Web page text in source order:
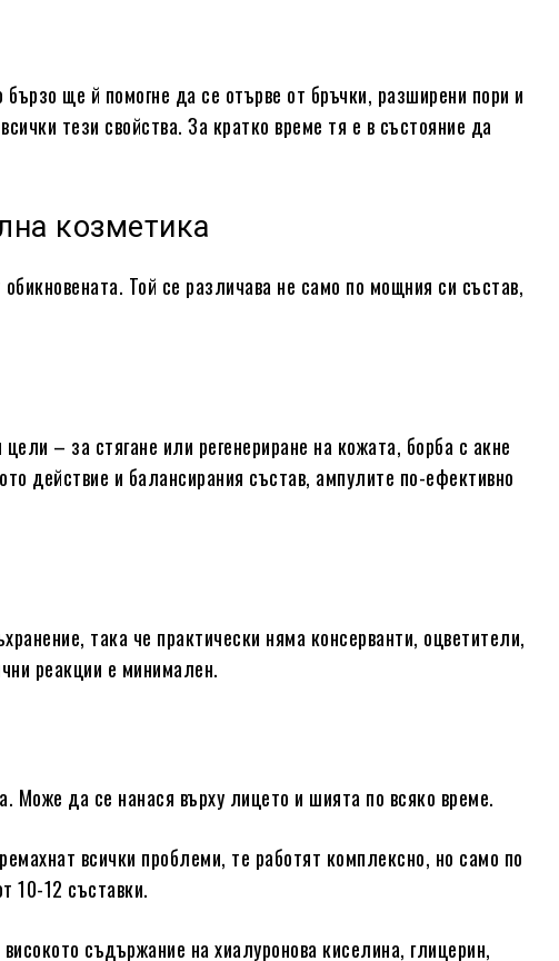
ще й помогне да се отърве от бръчки, разширени пори и
тези свойства. За кратко време тя е в състояние да
козметика
Той се различава не само по мощния си състав,
– за стягане или регенериране на кожата, борба с акне
действие и балансирания състав, ампулите по-ефективно
така че практически няма консерванти, оцветители,
реакции е минимален.
да се нанася върху лицето и шията по всяко време.
всички проблеми, те работят комплексно, но само по
10-12 съставки.
съдържание на хиалуронова киселина, глицерин,